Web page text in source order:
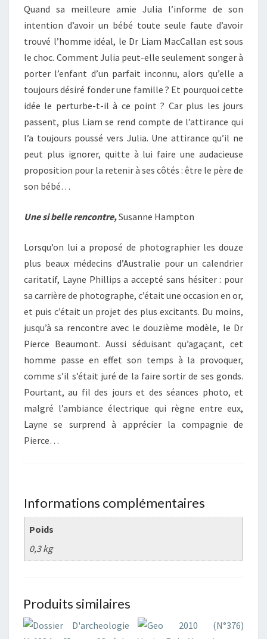
Quand sa meilleure amie Julia l’informe de son
intention d’avoir un bébé toute seule faute d’avoir
trouvé l’homme idéal, le Dr Liam MacCallan est sous
le choc. Comment Julia peut-elle seulement songer à
porter l’enfant d’un parfait inconnu, alors qu’elle a
toujours désiré fonder une famille ? Et pourquoi cette
idée le perturbe-t-il à ce point ? Car plus les jours
passent, plus Liam se rend compte de l’attirance qui
l’a toujours poussé vers Julia. Une attirance qu’il ne
peut plus ignorer, quitte à lui faire une audacieuse
proposition pour la retenir à ses côtés : être le père de
son bébé…
Une si belle rencontre,Susanne Hampton
Lorsqu’on lui a proposé de photographier les douze
plus beaux médecins d’Australie pour un calendrier
caritatif, Layne Phillips a accepté sans hésiter : pour
sa carrière de photographe, c’était une occasion en or,
et puis c’était un projet des plus excitants. Du moins,
jusqu’à sa rencontre avec le douzième modèle, le Dr
Pierce Beaumont. Aussi séduisant qu’agaçant, cet
homme passe en effet son temps à la provoquer,
comme s’il s’était juré de la faire sortir de ses gonds.
Pourtant, au fil des jours et des séances photo, et
malgré l’ambiance électrique qui règne entre eux,
Layne se surprend à apprécier la compagnie de
Pierce…
Informations complémentaires
Poids
0,3 kg
Produits similaires